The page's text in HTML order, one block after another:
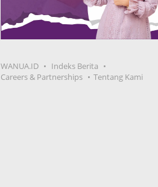
WANUA.ID
Indeks Berita
Careers & Partnerships
Tentang Kami